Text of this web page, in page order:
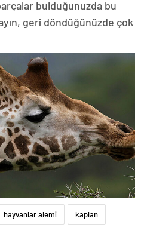
bulduğunuzda bu
geri döndüğünüzde çok
hayvanlar alemi kaplan